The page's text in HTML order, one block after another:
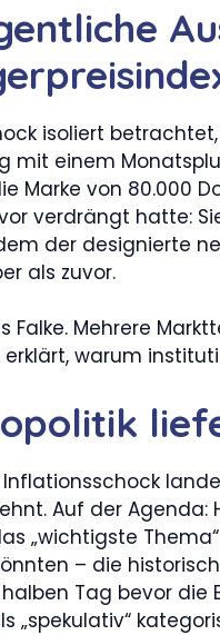
isoliert
mit einem
Marke von 80.000
verdrängt hatte:
der designierte
als zuvor.
Falke. Mehrere
erklärt, warum
Auf der
„wichtigste
– die
Tag bevor die
„spekulativ“